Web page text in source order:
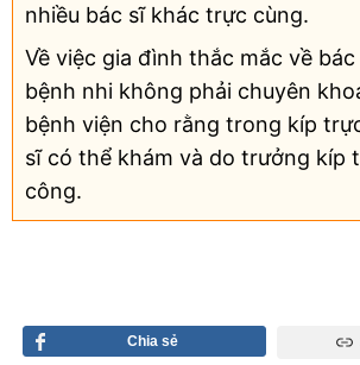
nhiều bác sĩ khác trực cùng.
Về việc gia đình thắc mắc về
bệnh nhi không phải chuyên
bệnh viện cho rằng trong kíp
sĩ có thể khám và do trưởng kíp
công.
Chia sẻ